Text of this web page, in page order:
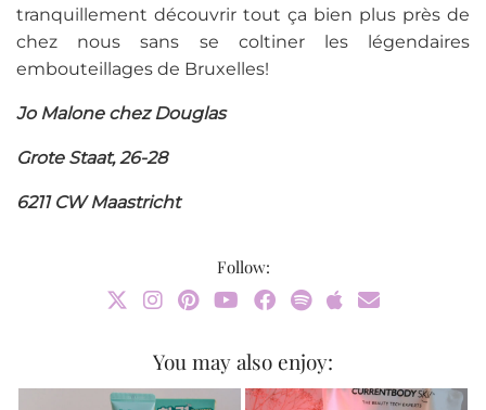
tranquillement découvrir tout ça bien plus près de
chez nous sans se coltiner les légendaires
embouteillages de Bruxelles!
Jo Malone chez Douglas
Grote Staat, 26-28
6211 CW Maastricht
Follow:
You may also enjoy: